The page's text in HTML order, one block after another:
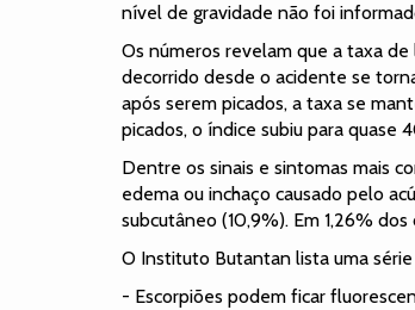
nível de gravidade não foi
Os números revelam que a taxa
decorrido desde o acidente se
após serem picados, a taxa se
picados, o índice subiu para quase
Dentre os sinais e sintomas mais
edema ou inchaço causado pelo
subcutâneo (10,9%). Em 1,26%
O Instituto Butantan lista uma
- Escorpiões podem ficar